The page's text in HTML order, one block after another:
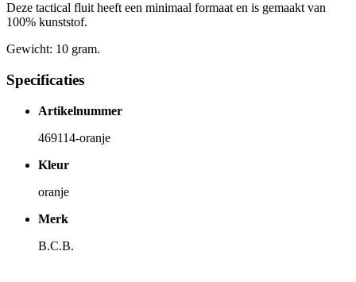
Deze tactical fluit heeft een minimaal formaat en is gemaakt van
100% kunststof.
Gewicht: 10 gram.
Specificaties
Artikelnummer
469114-oranje
Kleur
oranje
Merk
B.C.B.